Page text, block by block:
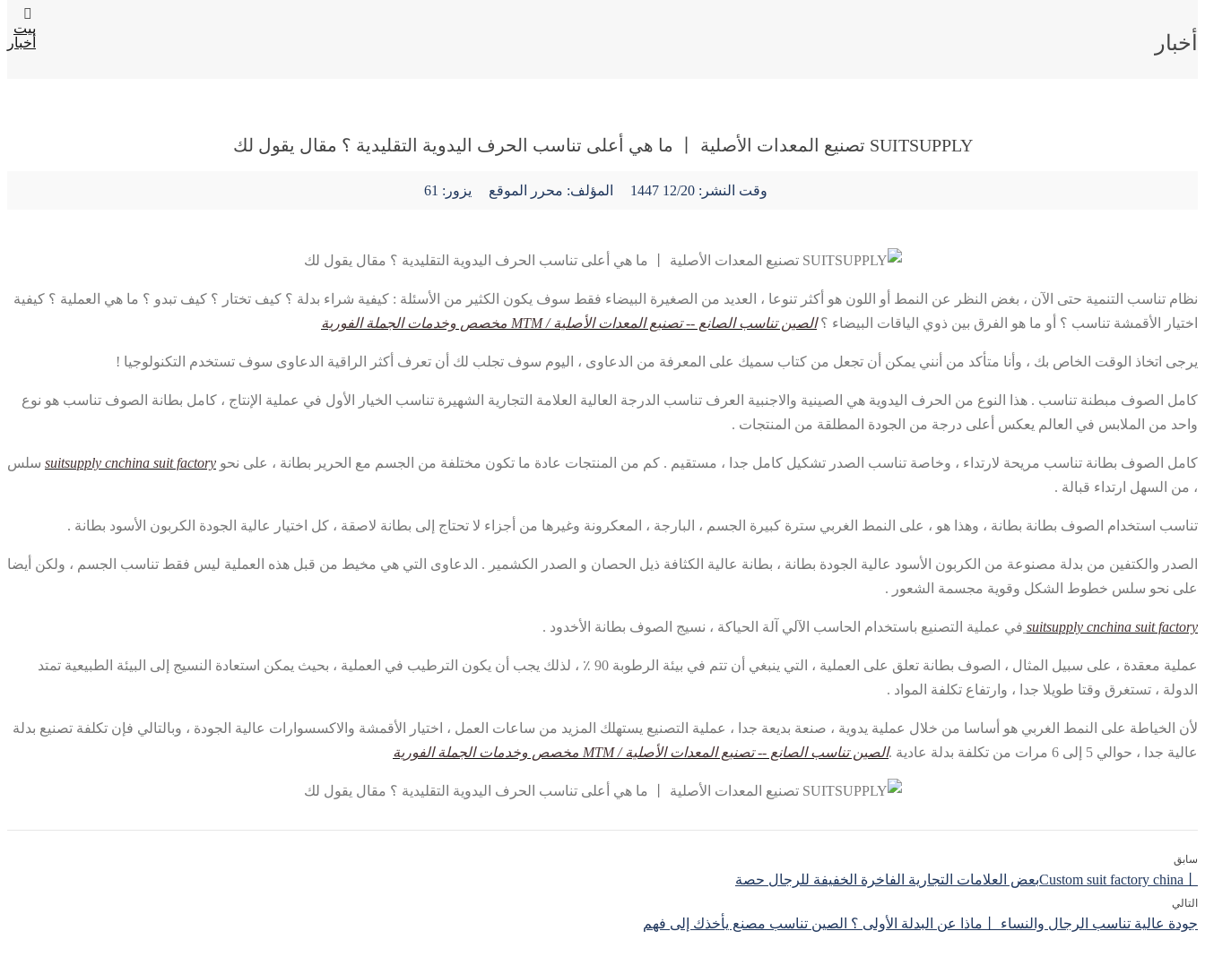
أخبار
بيت
أخبار
SUITSUPPLY تصنيع المعدات الأصلية 丨 ما هي أعلى تناسب الحرف اليدوية التقليدية ؟ مقال يقول لك
وقت النشر: 12/20 1447 المؤلف: محرر الموقع يزور: 61
نظام تناسب التنمية حتى الآن ، بغض النظر عن النمط أو اللون هو أكثر تنوعا ، العديد من الصغيرة البيضاء فقط سوف يكون الكثير من الأسئلة : كيفية شراء بدلة ؟ كيف تختار ؟ كيف تبدو ؟ ما هي العملية ؟ كيفية
اختيار الأقمشة تناسب ؟ أو ما هو الفرق بين ذوي الياقات البيضاء ؟الصين تناسب الصانع -- تصنيع المعدات الأصلية / MTM مخصص وخدمات الجملة الفورية
يرجى اتخاذ الوقت الخاص بك ، وأنا متأكد من أنني يمكن أن تجعل من كتاب سميك على المعرفة من الدعاوى ، اليوم سوف تجلب لك أن تعرف أكثر الراقية الدعاوى سوف تستخدم التكنولوجيا !
كامل الصوف مبطنة تناسب . هذا النوع من الحرف اليدوية هي الصينية والاجنبية العرف تناسب الدرجة العالية العلامة التجارية الشهيرة تناسب الخيار الأول في عملية الإنتاج ، كامل بطانة الصوف تناسب هو نوع
واحد من الملابس في العالم يعكس أعلى درجة من الجودة المطلقة من المنتجات .
كامل الصوف بطانة تناسب مريحة لارتداء ، وخاصة تناسب الصدر تشكيل كامل جدا ، مستقيم . كم من المنتجات عادة ما تكون مختلفة من الجسم مع الحرير بطانة ، على نحو suitsupply cnchina suit factory سلس
، من السهل ارتداء قبالة .
تناسب استخدام الصوف بطانة بطانة ، وهذا هو ، على النمط الغربي سترة كبيرة الجسم ، البارجة ، المعكرونة وغيرها من أجزاء لا تحتاج إلى بطانة لاصقة ، كل اختيار عالية الجودة الكربون الأسود بطانة .
الصدر والكتفين من بدلة مصنوعة من الكربون الأسود عالية الجودة بطانة ، بطانة عالية الكثافة ذيل الحصان و الصدر الكشمير . الدعاوى التي هي مخيط من قبل هذه العملية ليس فقط تناسب الجسم ، ولكن أيضا
على نحو سلس خطوط الشكل وقوية مجسمة الشعور .
suitsupply cnchina suit factory في عملية التصنيع باستخدام الحاسب الآلي آلة الحياكة ، نسيج الصوف بطانة الأخدود .
عملية معقدة ، على سبيل المثال ، الصوف بطانة تعلق على العملية ، التي ينبغي أن تتم في بيئة الرطوبة 90 ٪ ، لذلك يجب أن يكون الترطيب في العملية ، بحيث يمكن استعادة النسيج إلى البيئة الطبيعية تمتد
الدولة ، تستغرق وقتا طويلا جدا ، وارتفاع تكلفة المواد .
لأن الخياطة على النمط الغربي هو أساسا من خلال عملية يدوية ، صنعة بديعة جدا ، عملية التصنيع يستهلك المزيد من ساعات العمل ، اختيار الأقمشة والاكسسوارات عالية الجودة ، وبالتالي فإن تكلفة تصنيع بدلة
عالية جدا ، حوالي 5 إلى 6 مرات من تكلفة بدلة عادية .
الصين تناسب الصانع -- تصنيع المعدات الأصلية / MTM مخصص وخدمات الجملة الفورية
سابق
Custom suit factory china丨بعض العلامات التجارية الفاخرة الخفيفة للرجال حصة
التالي
جودة عالية تناسب الرجال والنساء 丨ماذا عن البدلة الأولى ؟ الصين تناسب مصنع يأخذك إلى فهم